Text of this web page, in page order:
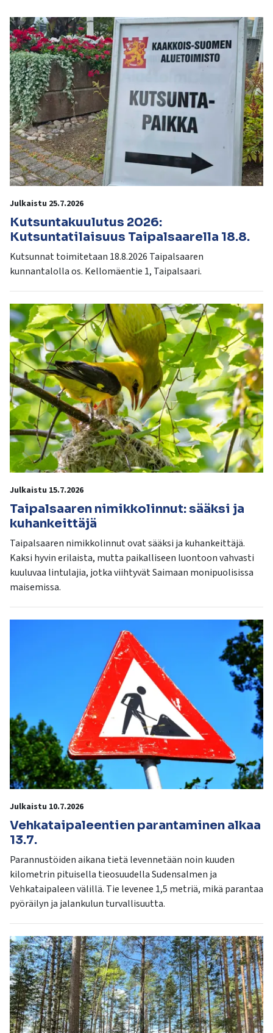
ja
pyyhkäisyliikkeitä.
Julkaistu 25.7.2026
Kutsuntakuulutus 2026:
Kutsuntatilaisuus Taipalsaarella 18.8.
Kutsunnat toimitetaan 18.8.2026 Taipalsaaren
kunnantalolla os. Kellomäentie 1, Taipalsaari.
Julkaistu 15.7.2026
Taipalsaaren nimikkolinnut: sääksi ja
kuhankeittäjä
Taipalsaaren nimikkolinnut ovat sääksi ja kuhankeittäjä.
Kaksi hyvin erilaista, mutta paikalliseen luontoon vahvasti
kuuluvaa lintulajia, jotka viihtyvät Saimaan monipuolisissa
maisemissa.
Julkaistu 10.7.2026
Vehkataipaleentien parantaminen alkaa
13.7.
Parannustöiden aikana tietä levennetään noin kuuden
kilometrin pituisella tieosuudella Sudensalmen ja
Vehkataipaleen välillä. Tie levenee 1,5 metriä, mikä parantaa
pyöräilyn ja jalankulun turvallisuutta.